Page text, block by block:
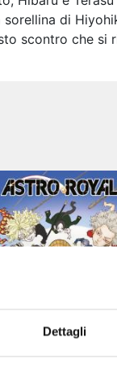
Dettagli
sorellina di
scontro che si